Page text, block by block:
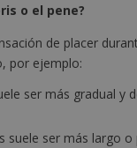
o el pene?
de placer
por ejemplo:
ser más gradual y
suele ser más largo